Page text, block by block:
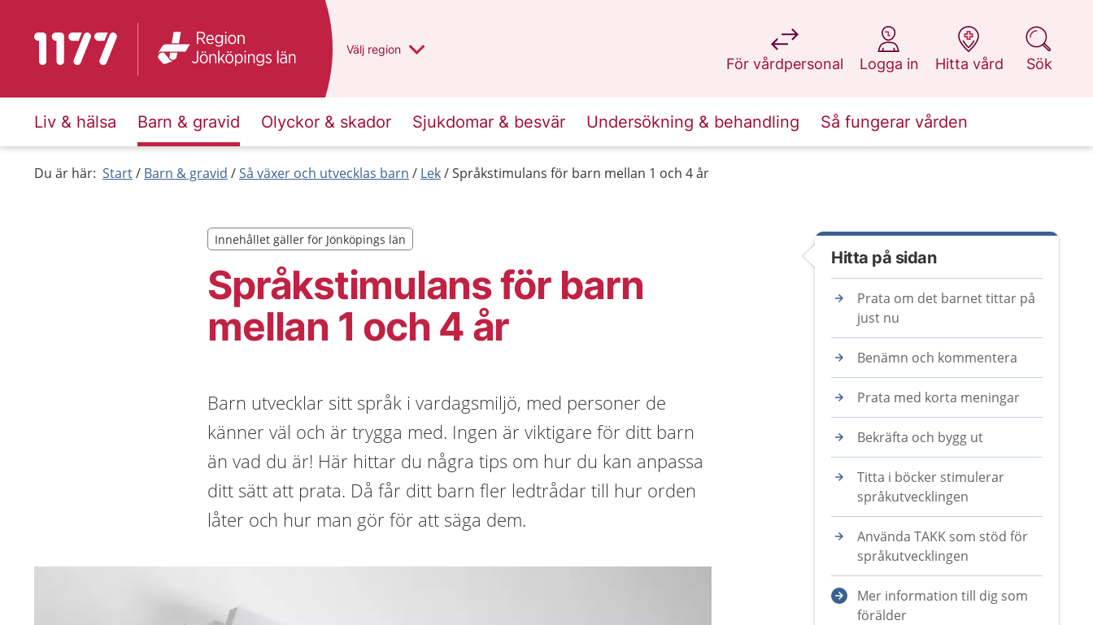
Till startsidan för 1177 Du har valt region
Välj en annan
region
För vårdpersonal
på 1177.se
Logga in
på 1177.se
Hitta vård
på 1177.se
Sök
på 1177.se
Liv & hälsa Barn & gravid Olyckor & skador Sjukdomar & besvär Undersökning & behandling Så fungerar vården
Du är här: Start Barn & gravid Så växer och utvecklas barn Lek Språkstimulans för barn mellan 1 och 4 år
Språkstimulans för barn
mellan 1 och 4 år
Innehållet gäller för Jönköpings län
Innehållet gäller för Jönköpings län
Barn utvecklar sitt språk i vardagsmiljö, med personer de
känner väl och är trygga med. Ingen är viktigare för ditt barn
än vad du är! Här hittar du några tips om hur du kan anpassa
ditt sätt att prata. Då får ditt barn fler ledtrådar till hur orden
låter och hur man gör för att säga dem.
Hitta på sidan
Prata om det barnet tittar på
just nu
Benämn och kommentera
Prata med korta meningar
Bekräfta och bygg ut
Titta i böcker stimulerar
språkutvecklingen
Använda TAKK som stöd för
språkutvecklingen
Mer information till dig som
förälder